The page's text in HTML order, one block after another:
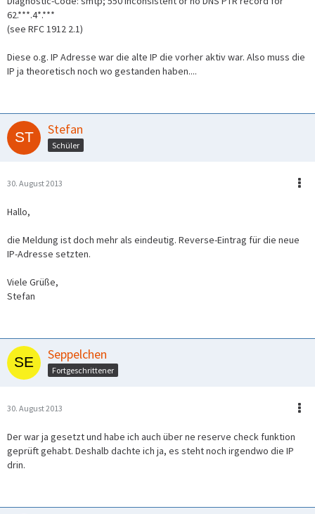
62.***.4*.***
(see RFC 1912 2.1)
Diese o.g. IP Adresse war die alte IP die vorher aktiv war. Also muss die
IP ja theoretisch noch wo gestanden haben....
Stefan
Schüler
30. August 2013
Hallo,
die Meldung ist doch mehr als eindeutig. Reverse-Eintrag für die neue
IP-Adresse setzten.
Viele Grüße,
Stefan
Seppelchen
Fortgeschrittener
30. August 2013
Der war ja gesetzt und habe ich auch über ne reserve check funktion
geprüft gehabt. Deshalb dachte ich ja, es steht noch irgendwo die IP
drin.